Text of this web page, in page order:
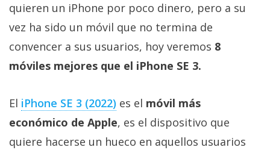
+
Más
temas
Sorteos
Foros
quieren un iPhone por poco dinero, pero a su
vez ha sido un móvil que no termina de
convencer a sus usuarios, hoy veremos 8
móviles mejores que el iPhone SE 3.
El iPhone SE 3 (2022) es el móvil más
económico de Apple, es el dispositivo que
quiere hacerse un hueco en aquellos usuarios